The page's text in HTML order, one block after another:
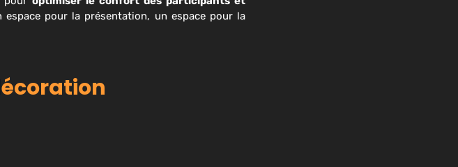
pour la présentation, un espace pour la